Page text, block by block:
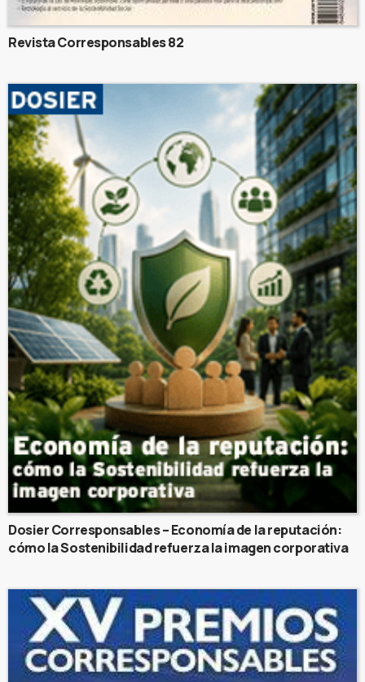
Revista Corresponsables 82
Dosier Corresponsables – Economía de la reputación:
cómo la Sostenibilidad refuerza la imagen corporativa